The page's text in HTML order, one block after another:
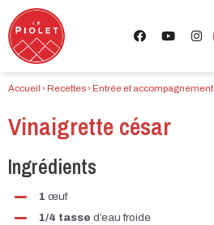
Accueil › Recettes › Entrée et accompagnement
Vinaigrette césar
Ingrédients​
1 œuf
1/4 tasse d’eau froide